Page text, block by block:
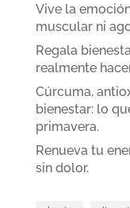
Vive la
muscular ni
Regala
realmente
Cúrcuma,
bienestar: lo
primavera.
Renueva tu
sin dolor.